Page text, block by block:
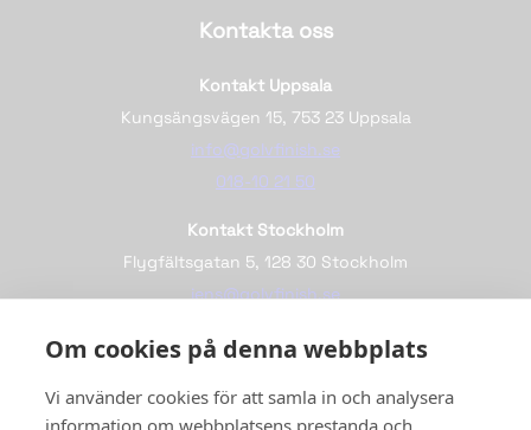
Om cookies på denna webbplats
Vi använder cookies för att samla in och analysera
information om webbplatsens prestanda och
Kontakta oss
Kontakt Uppsala
Kungsängsvägen 15, 753 23 Uppsala
info@golvfinish.se
018-10 21 50
Kontakt Stockholm
Flygfältsgatan 5, 128 30 Stockholm
jens@golvfinish.se
Följ oss